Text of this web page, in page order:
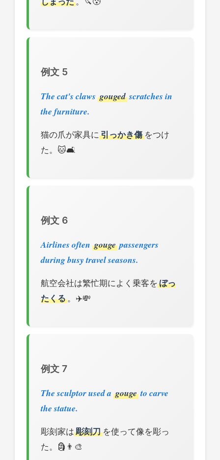
例文 5
The cat's claws gouged scratches in
the furniture.
猫の爪が家具に 引っかき傷をつけ
た。🐱🛋️
例文 6
Airlines often gouge passengers
during busy travel seasons.
航空会社は繁忙期によく乗客を ぼっ
たくる 。✈️💸
例文 7
The sculptor used a gouge to carve
the statue.
彫刻家は 彫刻刀を使って像を彫っ
た。🗿👨‍🎨